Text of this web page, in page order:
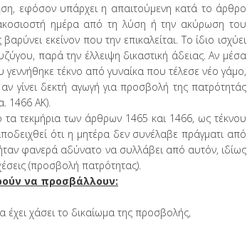
εφόσον υπάρχει η απαιτούμενη κατά το άρθρο
ημέρα από τη λύση ή την ακύρωση του
εκείνον που την επικαλείται. Το ίδιο ισχύει
παρά την έλλειψη δικαστική άδειας. Αν μέσα
τέκνο από γυναίκα που τέλεσε νέο γάμο,
γίνει δεκτή αγωγή για προσβολή της πατρότητάς
1466 ΑΚ).
τεκμήρια των άρθρων 1465 και 1466, ως τέκνου
ότι η μητέρα δεν συνέλαβε πράγματι από
φανερά αδύνατο να συλλάβει από αυτόν, ιδίως
(προσβολή πατρότητας).
να προσβάλλουν:
χάσει το δικαίωμα της προσβολής,